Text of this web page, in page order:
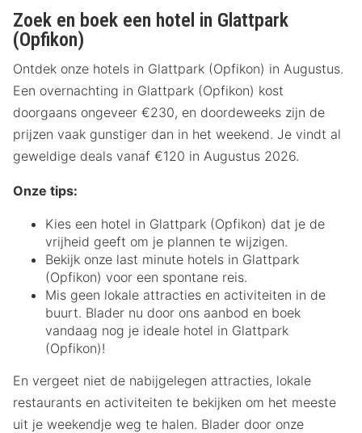
Zoek en boek een hotel in Glattpark
(Opfikon)
Ontdek onze hotels in Glattpark (Opfikon) in Augustus.
Een overnachting in Glattpark (Opfikon) kost
doorgaans ongeveer €230, en doordeweeks zijn de
prijzen vaak gunstiger dan in het weekend. Je vindt al
geweldige deals vanaf €120 in Augustus 2026.
Onze tips:
Kies een hotel in Glattpark (Opfikon) dat je de
vrijheid geeft om je plannen te wijzigen.
Bekijk onze last minute hotels in Glattpark
(Opfikon) voor een spontane reis.
Mis geen lokale attracties en activiteiten in de
buurt. Blader nu door ons aanbod en boek
vandaag nog je ideale hotel in Glattpark
(Opfikon)!
En vergeet niet de nabijgelegen attracties, lokale
restaurants en activiteiten te bekijken om het meeste
uit je weekendje weg te halen. Blader door onze